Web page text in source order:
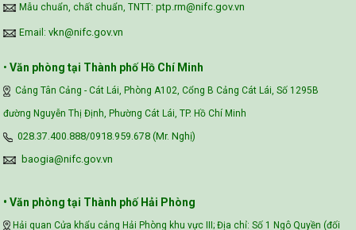
Mẫu chuẩn, chất chuẩn, TNTT: ptp.rm@nifc.gov.vn
Email: vkn@nifc.gov.vn
• Văn phòng tại Thành phố Hồ Chí Minh
Cảng Tân Cảng - Cát Lái, Phòng A102, Cổng B Cảng Cát Lái, Số 1295B
đường Nguyễn Thị Định, Phường Cát Lái, TP. Hồ Chí Minh
028.37.400.888/0918.959.678 (Mr. Nghị)
baogia@nifc.gov.vn
• Văn phòng tại Thành phố Hải Phòng
Hải quan Cửa khẩu cảng Hải Phòng khu vực III; Địa chỉ: Số 1 Ngô Quyền (đối